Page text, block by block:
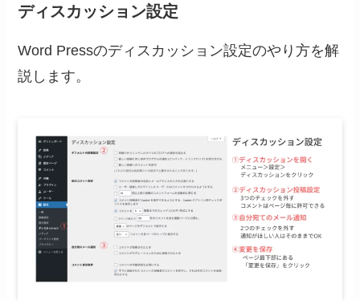
ディスカッション設定
Word Pressのディスカッション設定のやり方を解
説します。